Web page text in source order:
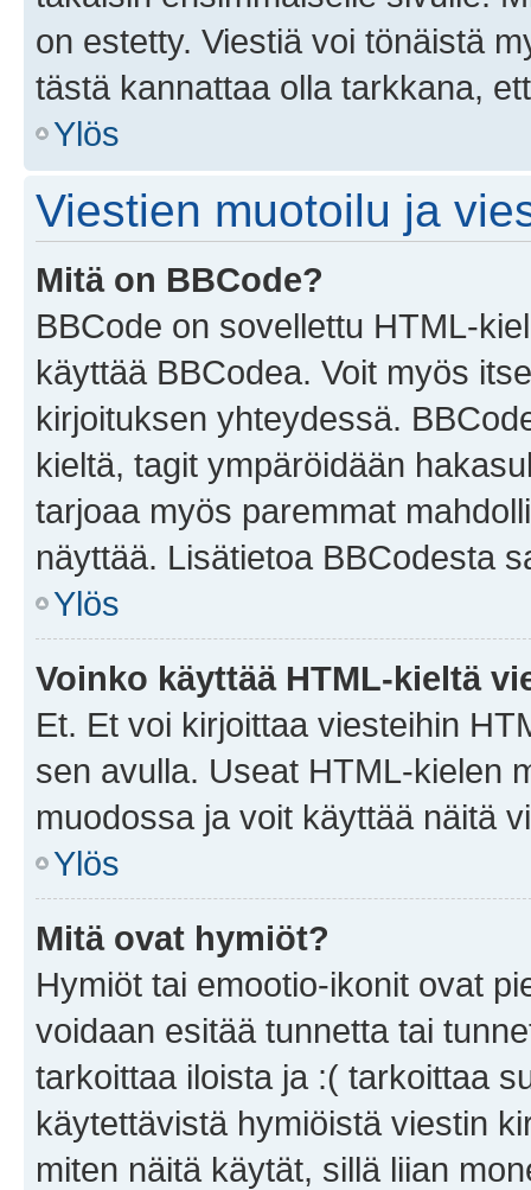
on estetty. Viestiä voi tönäistä
tästä kannattaa olla tarkkana,
Ylös
Viestien muotoilu ja
Mitä on BBCode?
BBCode on sovellettu HTML-
käyttää BBCodea. Voit myös
kirjoituksen yhteydessä.
kieltä, tagit ympäröidään
tarjoaa myös paremmat
näyttää. Lisätietoa BBCodesta
Ylös
Voinko käyttää HTML-kieltä
Et. Et voi kirjoittaa viesteihin
sen avulla. Useat HTML-kielen
muodossa ja voit käyttää näitä
Ylös
Mitä ovat hymiöt?
Hymiöt tai emootio-ikonit ovat
voidaan esitää tunnetta tai
tarkoittaa iloista ja :( tarkoittaa
käytettävistä hymiöistä viestin
miten näitä käytät, sillä liian